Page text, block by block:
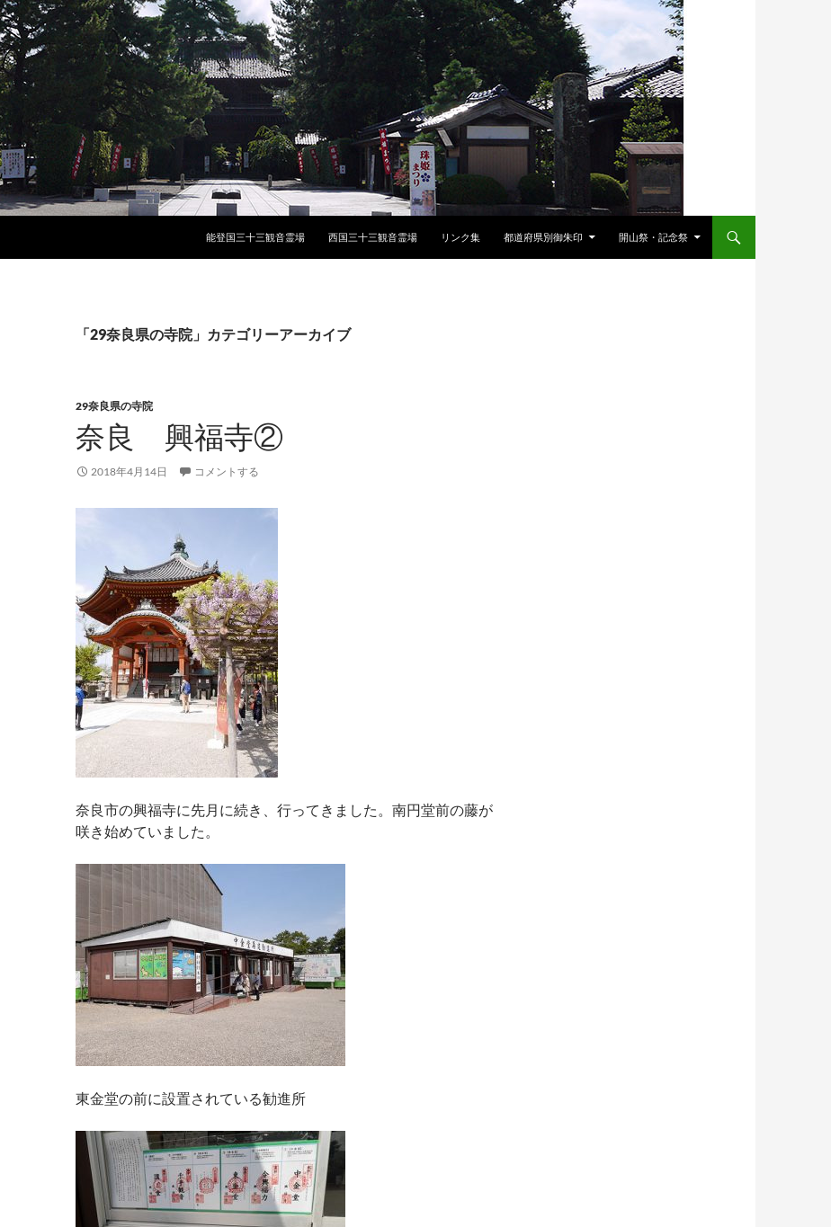
能登国三十三観音霊場 西国三十三観音霊場 リンク集 都道府県別御朱印 開山祭・記念祭
「29奈良県の寺院」カテゴリーアーカイブ
29奈良県の寺院
奈良 興福寺②
2018年4月14日 コメントする
奈良市の興福寺に先月に続き、行ってきました。南円堂前の藤が
咲き始めていました。
東金堂の前に設置されている勧進所